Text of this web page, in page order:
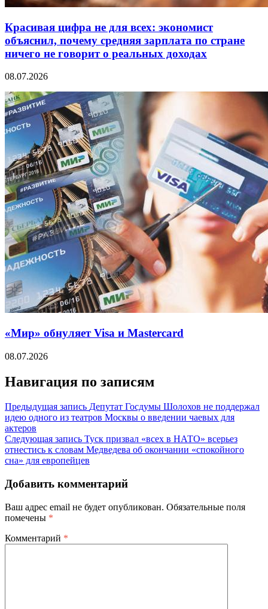
Красивая цифра не для всех: экономист
объяснил, почему средняя зарплата по стране
ничего не говорит о реальных доходах
08.07.2026
«Мир» обнуляет Visa и Mastercard
08.07.2026
Навигация по записям
Предыдущая запись Депутат Госдумы Шолохов не поддержал
идею одного из театров Москвы о введении чаевых для
актеров
Следующая запись Туск призвал «всех в НАТО» всерьез
отнестись к словам Медведева об окончании «спокойного
сна» для европейцев
Добавить комментарий
Ваш адрес email не будет опубликован. Обязательные поля
помечены *
Комментарий *